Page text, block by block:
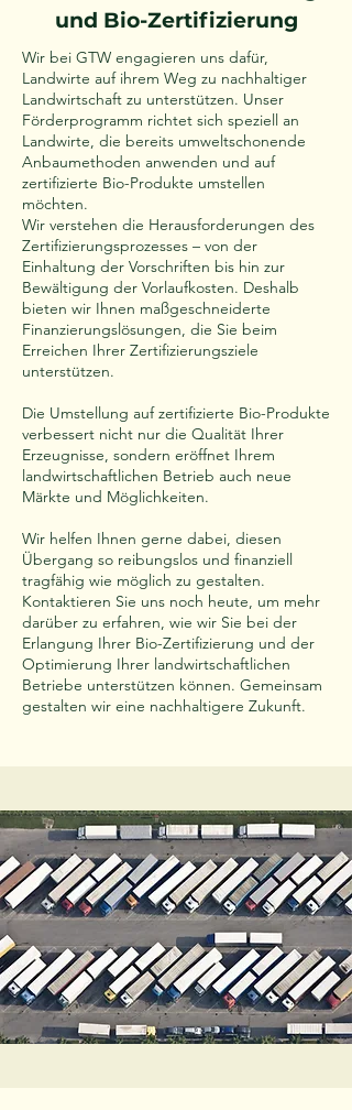
und Bio-Zertifizierung
Wir bei GTW engagieren uns dafür,
Landwirte auf ihrem Weg zu nachhaltiger
Landwirtschaft zu unterstützen. Unser
Förderprogramm richtet sich speziell an
Landwirte, die bereits umweltschonende
Anbaumethoden anwenden und auf
zertifizierte Bio-Produkte umstellen
möchten.
Wir verstehen die Herausforderungen des
Zertifizierungsprozesses – von der
Einhaltung der Vorschriften bis hin zur
Bewältigung der Vorlaufkosten. Deshalb
bieten wir Ihnen maßgeschneiderte
Finanzierungslösungen, die Sie beim
Erreichen Ihrer Zertifizierungsziele
unterstützen.
Die Umstellung auf zertifizierte Bio-Produkte
verbessert nicht nur die Qualität Ihrer
Erzeugnisse, sondern eröffnet Ihrem
landwirtschaftlichen Betrieb auch neue
Märkte und Möglichkeiten.
Wir helfen Ihnen gerne dabei, diesen
Übergang so reibungslos und finanziell
tragfähig wie möglich zu gestalten.
Kontaktieren Sie uns noch heute, um mehr
darüber zu erfahren, wie wir Sie bei der
Erlangung Ihrer Bio-Zertifizierung und der
Optimierung Ihrer landwirtschaftlichen
Betriebe unterstützen können. Gemeinsam
gestalten wir eine nachhaltigere Zukunft.